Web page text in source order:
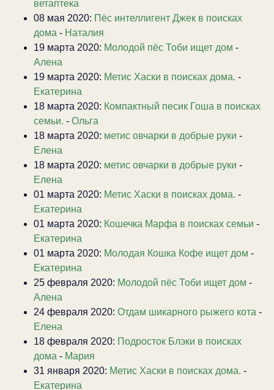
ветаптека
08 мая 2020: Пёс интеллигент Джек в поисках
дома - Наталия
19 марта 2020: Молодой пёс Тоби ищет дом -
Алена
19 марта 2020: Метис Хаски в поисках дома. -
Екатерина
18 марта 2020: Компактный песик Гоша в поисках
семьи. - Ольга
18 марта 2020: метис овчарки в добрые руки -
Елена
18 марта 2020: метис овчарки в добрые руки -
Елена
01 марта 2020: Метис Хаски в поисках дома. -
Екатерина
01 марта 2020: Кошечка Марфа в поисках семьи -
Екатерина
01 марта 2020: Молодая Кошка Кофе ищет дом -
Екатерина
25 февраля 2020: Молодой пёс Тоби ищет дом -
Алена
24 февраля 2020: Отдам шикарного рыжего кота -
Елена
18 февраля 2020: Подросток Блэки в поисках
дома - Мария
31 января 2020: Метис Хаски в поисках дома. -
Екатерина